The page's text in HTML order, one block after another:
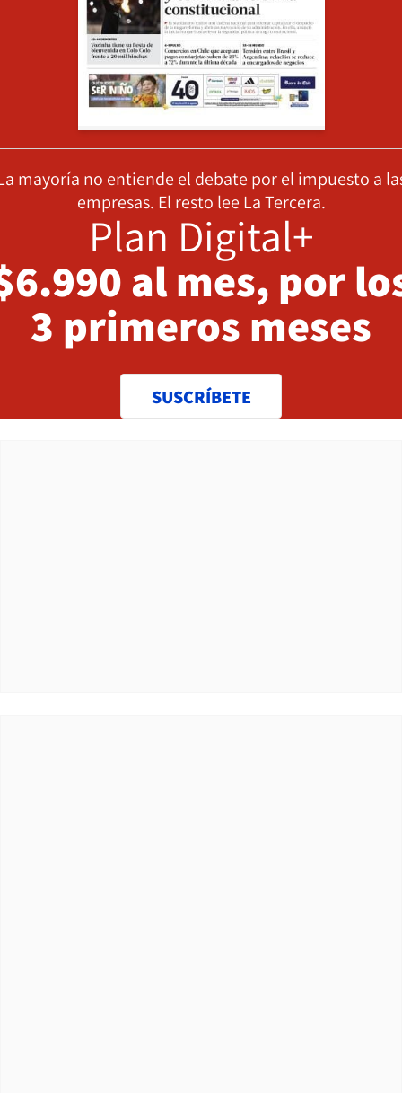
mayoría no entiende el debate por el impuesto a
empresas. El resto lee La Tercera.
Plan Digital+
al mes, por
3 primeros meses
SUSCRÍBETE